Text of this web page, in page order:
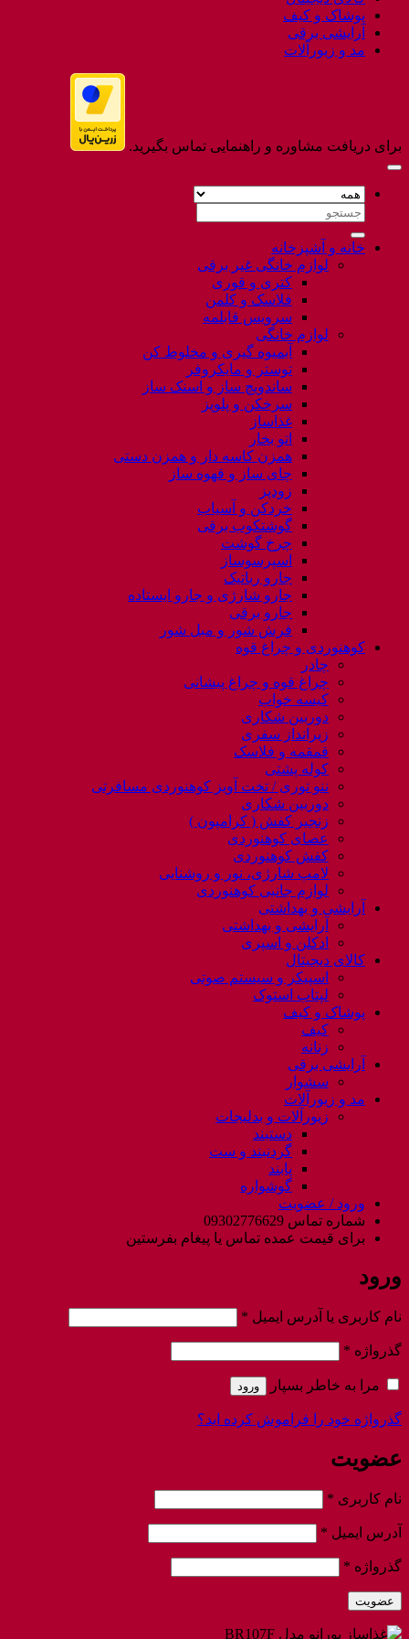
پوشاک و کیف
آرایشی برقی
مد و زیورآلات
برای دریافت مشاوره و راهنمایی تماس بگیرید.
جستجو
خانه و آشپزخانه
لوازم خانگی غیر برقی
کتری و قوری
فلاسک و کلمن
سرویس قابلمه
لوازم خانگی
آبمیوه گیری و مخلوط کن
توستر و مایکروفر
ساندویچ ساز و اسنک ساز
سرخکن و پلوپز
غذاساز
اتو بخار
همزن کاسه دار و همزن دستی
چای ساز و قهوه ساز
زودپز
خردکن و آسیاب
گوشتکوب برقی
چرخ گوشت
اسپرسوساز
جارو رباتیک
جارو شارژی و جارو ایستاده
جارو برقی
فرش شور و مبل شور
کوهنوردی و چراغ قوه
چادر
چراغ قوه و چراغ پیشانی
کیسه خواب
دوربین شکاری
زیرانداز سفری
قمقمه و فلاسک
کوله پشتی
ننو توری / تخت آویز کوهنوردی مسافرتی
دوربین شکاری
زنجیر کفش ( کرامپون )
عصای کوهنوردی
کفش کوهنوردی
لامپ شارژی، نور و روشنایی
لوازم جانبی کوهنوردی
آرایشی و بهداشتی
آرایشی و بهداشتی
ادکلن و اسپری
کالای دیجیتال
اسپیکر و سیستم صوتی
لپتاب استوک
پوشاک و کیف
کیف
زنانه
آرایشی برقی
سشوار
مد و زیورآلات
زیورآلات و بدلیجات
دستبند
گردنبند و ست
پابند
گوشواره
ورود / عضویت
شماره تماس 09302776629
برای قیمت عمده تماس یا پیغام بفرستین
ورود
نام کاربری یا آدرس ایمیل *
گذرواژه *
مرا به خاطر بسپار ورود
گذرواژه خود را فراموش کرده اید؟
عضویت
نام کاربری *
آدرس ایمیل *
گذرواژه *
عضویت